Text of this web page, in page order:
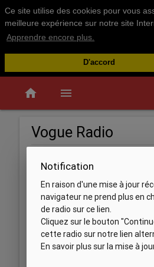
Ce site utilise des cookies pour vous
meilleure expérience sur notre site
Apprendre encore plus.
D'accord
home menu
Vogue Radio
Notification
En raison d'une mise à jour
navigateur ne prend plus en
de radio sur ce lien.
Cliquez sur le bouton
cette radio sur notre lien
En savoir plus sur la mise à